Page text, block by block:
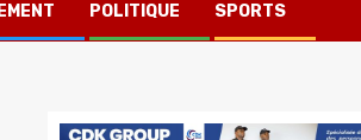
POLITIQUE SPORTS